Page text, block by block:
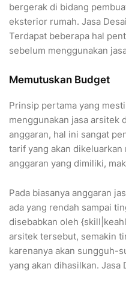
bergerak di bidang
eksterior rumah. Jasa
Terdapat beberapa hal
sebelum menggunakan
Memutuskan Budget
Prinsip pertama yang
menggunakan jasa arsitek
anggaran, hal ini sangat
tarif yang akan
anggaran yang dimiliki,
Pada biasanya anggaran
ada yang rendah sampai
disebabkan oleh
arsitek tersebut, semakin
karenanya akan sungguh-
yang akan dihasilkan. Jasa